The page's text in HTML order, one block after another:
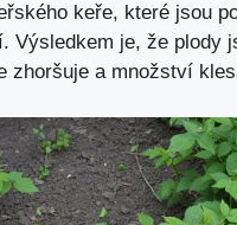
keře, které jsou
Výsledkem je, že plody
zhoršuje a množství